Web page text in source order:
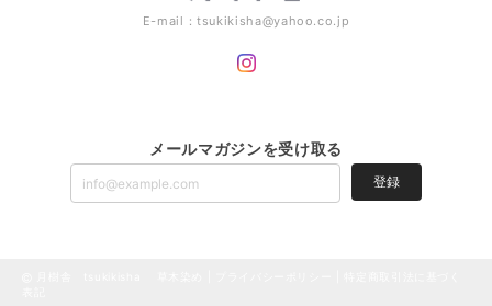
E-mail：tsukikisha@yahoo.co.jp
メールマガジンを受け取る
登録